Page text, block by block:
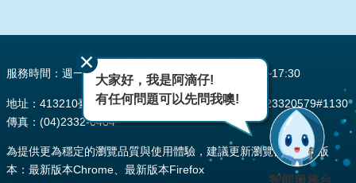
服務時間：週一至週五 AM08:00~12:00 PM13:30~17:30
地址：413210臺中市霧峰區峰堤路195號 電話：(04)23320579#1130
傳真：(04)2332-0484
為提供更為穩定的瀏覽品質與使用體驗，建議更新瀏覽器至以下版
本：最新版本Chrome、最新版本Firefox
大家好，我是阿滴仔!
有任何問題可以先問我噢!
智能服務台